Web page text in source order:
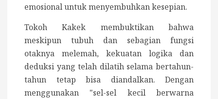
emosional untuk menyembuhkan kesepian.
Tokoh Kakek membuktikan bahwa
meskipun tubuh dan sebagian fungsi
otaknya melemah, kekuatan logika dan
deduksi yang telah dilatih selama bertahun-
tahun tetap bisa diandalkan. Dengan
menggunakan "sel-sel kecil berwarna